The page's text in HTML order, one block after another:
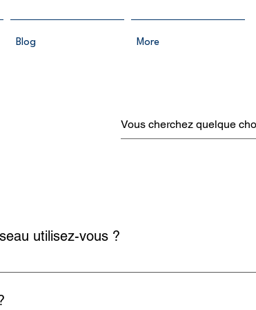
Blog More
utilisez-vous ?
Belgacom). En plus de vous garantir la